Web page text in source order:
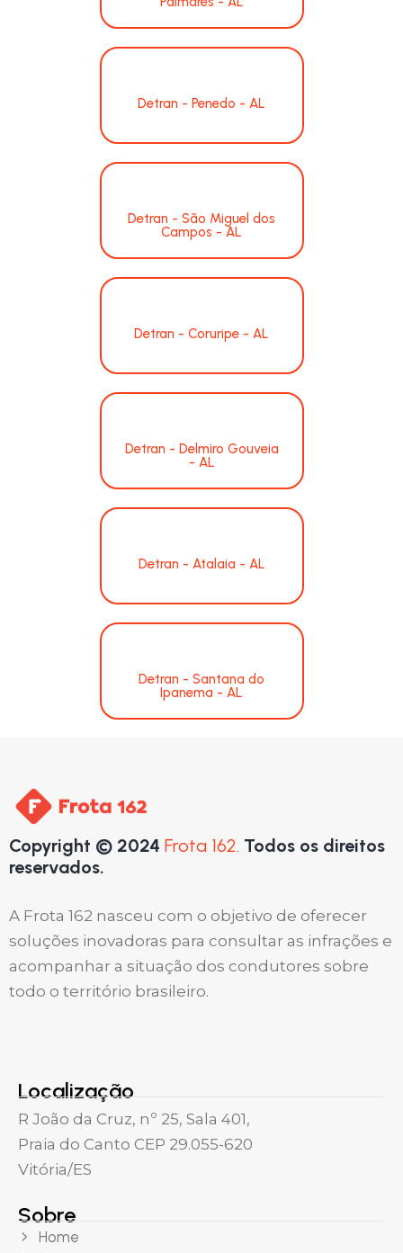
Detran - Penedo - AL
Detran - São Miguel dos
Campos - AL
Detran - Coruripe - AL
Detran - Delmiro Gouveia
- AL
Detran - Atalaia - AL
Detran - Santana do
Ipanema - AL
Copyright © 2024 Frota 162. Todos os direitos
reservados.
A Frota 162 nasceu com o objetivo de oferecer
soluções inovadoras para consultar as infrações e
acompanhar a situação dos condutores sobre
todo o território brasileiro.
Localização
R João da Cruz, nº 25, Sala 401,
Praia do Canto CEP 29.055-620
Vitória/ES
Sobre
Home